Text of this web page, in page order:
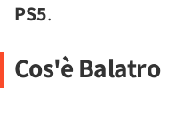
PS5.
Cos'è Balatro